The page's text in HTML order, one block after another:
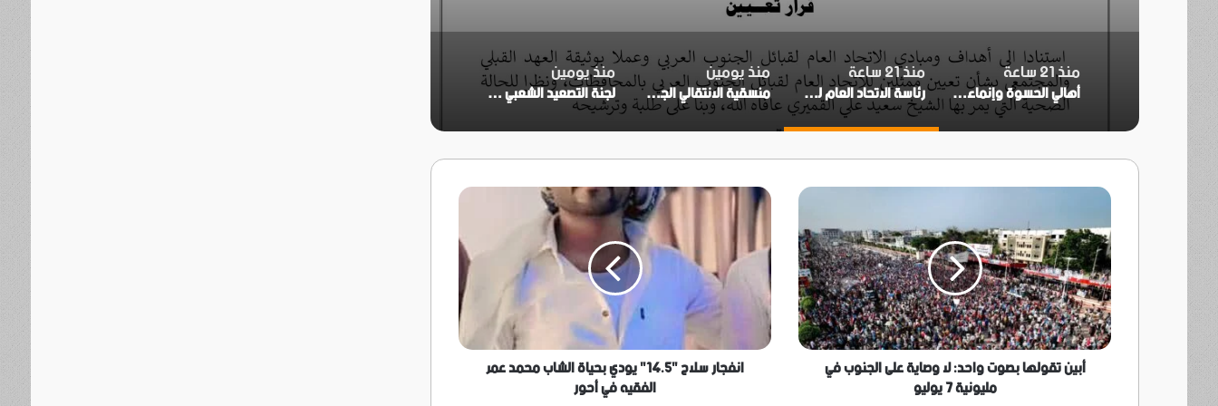
منذ 21 ساعة
أهالي الحسوة وإنماء وأبو حربة والطيارين والشعب ينظمون وقفة احتجاجية رفضًا للاعتداء على مقبرة أبو حربة بالبريقة
منذ 21 ساعة
رئاسة الاتحاد العام لقبائل الجنوب تُعيّن الشيخ أحمد عبدالله محمد بلحاف ممثلاً للاتحاد في محافظة المهرة
منذ يومين
منسقية الانتقالي الجنوبي بجامعة عدن تؤيد دعوة انتقالي العاصمة بتنفيذ العصيان المدني السلمي
منذ يومين
لجنة التصعيد الشعبي في زنجبار تثمن جهود المواطنين والتجار في إنجاح العصيان المدني بالمديرية
أبين
بصوت
واحد:
لا
وصاية
على
الجنوب
فيمليونية
أبين تقولها بصوت واحد: لا وصاية على الجنوب في
مليونية 7 يوليو
انفجار
سلاح "14.5"يودي
بحياة
الشاب
محمد
عمر
الفقيه
انفجار سلاح "14.5" يودي بحياة الشاب محمد عمر
الفقيه في أحور